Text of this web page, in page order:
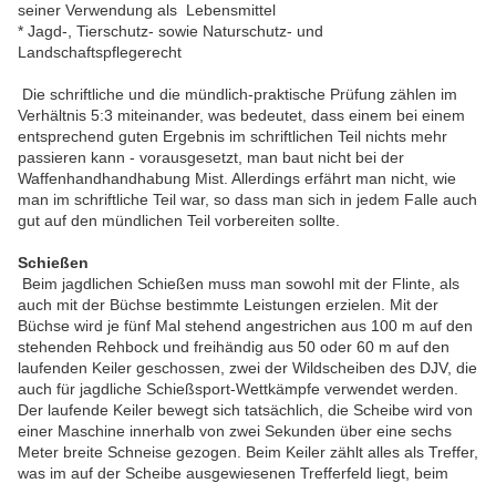
seiner Verwendung als Lebensmittel
* Jagd-, Tierschutz- sowie Naturschutz- und
Landschaftspflegerecht
Die schriftliche und die mündlich-praktische Prüfung zählen im
Verhältnis 5:3 miteinander, was bedeutet, dass einem bei einem
entsprechend guten Ergebnis im schriftlichen Teil nichts mehr
passieren kann - vorausgesetzt, man baut nicht bei der
Waffenhandhandhabung Mist. Allerdings erfährt man nicht, wie
man im schriftliche Teil war, so dass man sich in jedem Falle auch
gut auf den mündlichen Teil vorbereiten sollte.
Schießen
Beim jagdlichen Schießen muss man sowohl mit der Flinte, als
auch mit der Büchse bestimmte Leistungen erzielen. Mit der
Büchse wird je fünf Mal stehend angestrichen aus 100 m auf den
stehenden Rehbock und freihändig aus 50 oder 60 m auf den
laufenden Keiler geschossen, zwei der Wildscheiben des DJV, die
auch für jagdliche Schießsport-Wettkämpfe verwendet werden.
Der laufende Keiler bewegt sich tatsächlich, die Scheibe wird von
einer Maschine innerhalb von zwei Sekunden über eine sechs
Meter breite Schneise gezogen. Beim Keiler zählt alles als Treffer,
was im auf der Scheibe ausgewiesenen Trefferfeld liegt, beim